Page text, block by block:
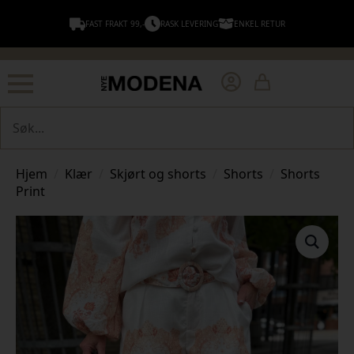
FAST FRAKT 99,- RASK LEVERING ENKEL RETUR
Hjem Klær Skjørt og shorts Shorts
Shorts
Print